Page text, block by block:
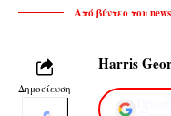
Από βίντεο του
Δημοσίευση
Harris